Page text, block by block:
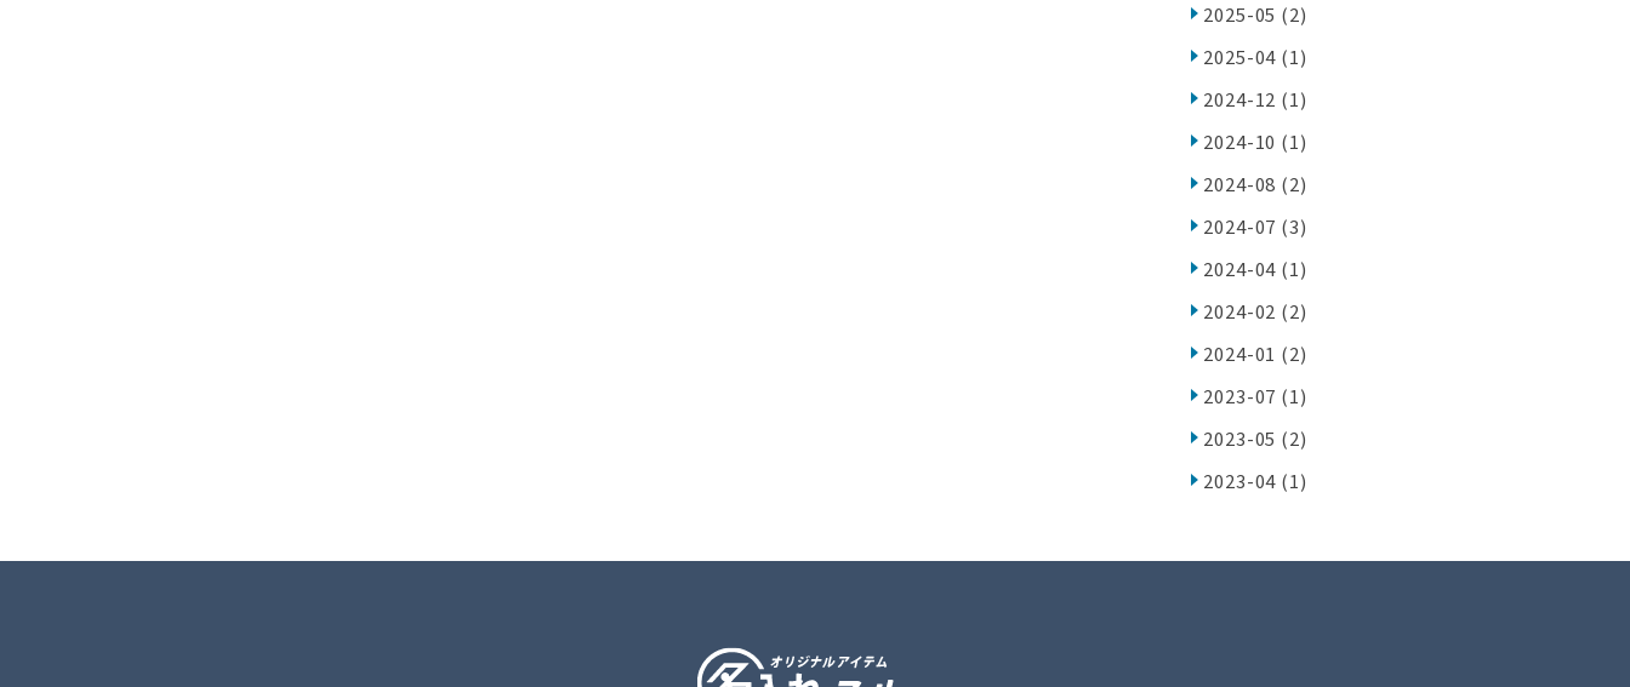
2025-05 (2)
2025-04 (1)
2024-12 (1)
2024-10 (1)
2024-08 (2)
2024-07 (3)
2024-04 (1)
2024-02 (2)
2024-01 (2)
2023-07 (1)
2023-05 (2)
2023-04 (1)